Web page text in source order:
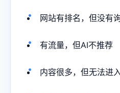
网站有排名，但没有
有流量，但AI不推荐
内容很多，但无法进